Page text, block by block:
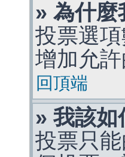
» 為什麼
投票選
增加允
回頂端
» 我該如
投票只